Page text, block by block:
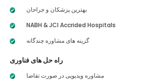
بهترین پزشکان و جراحان
NABH & JCI Accrided Hospitals
گزینه های مشاوره چندگانه
راه حل های فناوری
مشاوره ویدیویی در صورت تقاضا